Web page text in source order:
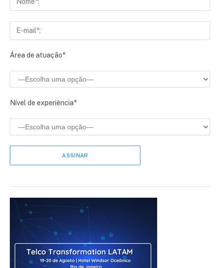
Área de atuação*
Nível de experiência*